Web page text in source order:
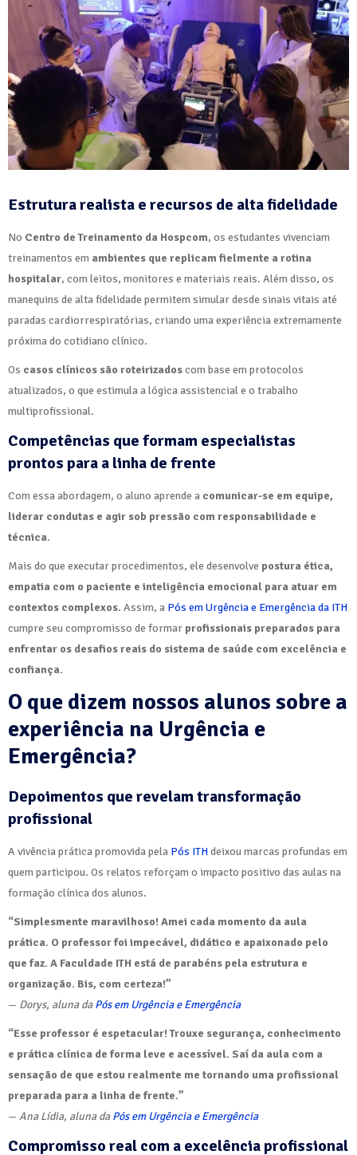
Estrutura realista e recursos de alta fidelidade
No Centro de Treinamento da Hospcom, os estudantes vivenciam
treinamentos em ambientes que replicam fielmente a rotina
hospitalar, com leitos, monitores e materiais reais. Além disso, os
manequins de alta fidelidade permitem simular desde sinais vitais até
paradas cardiorrespiratórias, criando uma experiência extremamente
próxima do cotidiano clínico.
Os casos clínicos são roteirizadoscom base em protocolos
atualizados, o que estimula a lógica assistencial e o trabalho
multiprofissional.
Competências que formam especialistas
prontos para a linha de frente
Com essa abordagem, o aluno aprende a comunicar-se em equipe,
liderar condutas e agir sob pressão com responsabilidade e
técnica.
Mais do que executar procedimentos, ele desenvolve postura ética,
empatia com o paciente e inteligência emocional para atuar em
contextos complexos. Assim, a Pós em Urgência e Emergência da ITH
cumpre seu compromisso de formar profissionais preparados para
enfrentar os desafios reais do sistema de saúde com excelência e
confiança.
O que dizem nossos alunos sobre a
experiência na Urgência e
Emergência?
Depoimentos que revelam transformação
profissional
A vivência prática promovida pela Pós ITHdeixou marcas profundas em
quem participou. Os relatos reforçam o impacto positivo das aulas na
formação clínica dos alunos.
“Simplesmente maravilhoso! Amei cada momento da aula
prática. O professor foi impecável, didático e apaixonado pelo
que faz. A Faculdade ITH está de parabéns pela estrutura e
organização. Bis, com certeza!”
— Dorys, aluna daPós em Urgência e Emergência
“Esse professor é espetacular! Trouxe segurança, conhecimento
e prática clínica de forma leve e acessível. Saí da aula com a
sensação de que estou realmente me tornando uma profissional
preparada para a linha de frente.”
— Ana Lídia, aluna daPós em Urgência e Emergência
Compromisso real com a excelência profissional